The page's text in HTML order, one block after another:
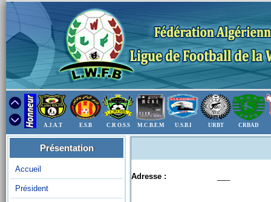
A.J.A.T E.S.B C.R O.S.S M.C.B.E.M U.S.B.I URBT CRBAD
Présentation
Accueil
Président
Adresse :